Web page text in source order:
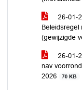
26-01-
Beleidsregel
(gewijzigde
26-01-
nav
2026
70 KB